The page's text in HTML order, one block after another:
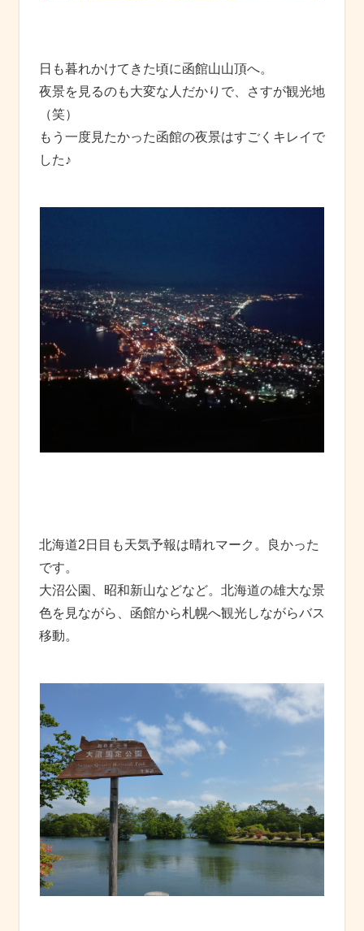
日も暮れかけてきた頃に函館山山頂へ。
夜景を見るのも大変な人だかりで、さすが観光地
（笑）
もう一度見たかった函館の夜景はすごくキレイで
した♪
北海道2日目も天気予報は晴れマーク。良かった
です。
大沼公園、昭和新山などなど。北海道の雄大な景
色を見ながら、函館から札幌へ観光しながらバス
移動。